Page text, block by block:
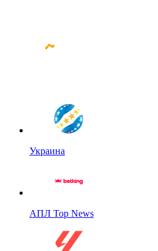
Украина
АПЛ Top News